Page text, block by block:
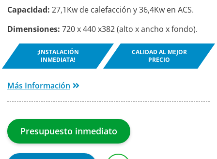
Capacidad: 27,1Kw de calefacción y 36,4Kw en ACS.
Dimensiones: 720 x 440 x382 (alto x ancho x fondo).
¡INSTALACIÓN
INMEDIATA!
CALIDAD AL MEJOR
PRECIO
Más Información
Presupuesto inmediato